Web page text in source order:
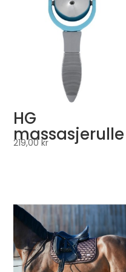
HG
massasjerulle
219,00kr